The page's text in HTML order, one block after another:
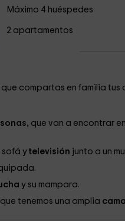
Máximo 4 huéspedes
2 apartamentos
compartas en familia
que van a encontrar
sofá y televisión junto a un
y su mampara.
tenemos una amplia